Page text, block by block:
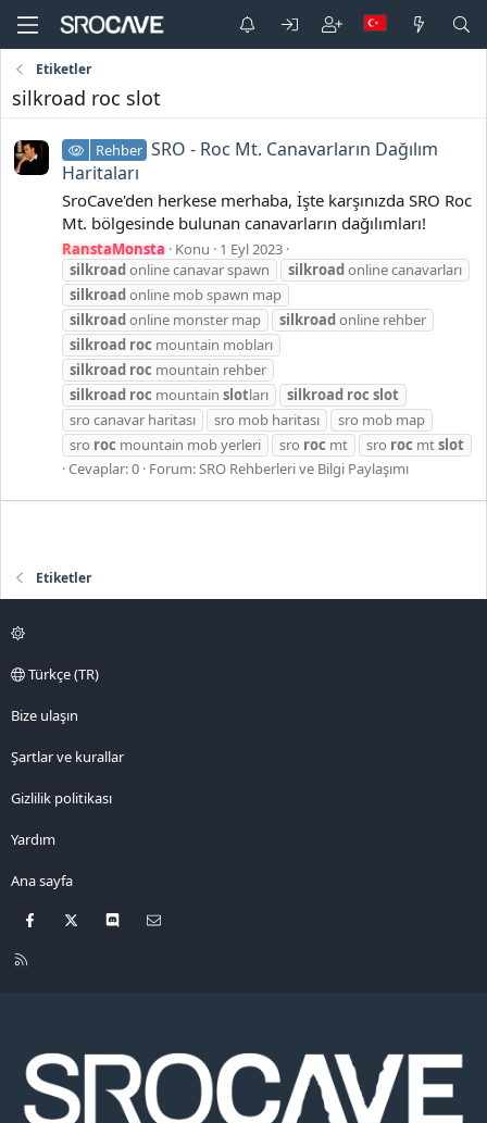
Etiketler
silkroad roc slot
Rehber SRO - Roc Mt. Canavarların Dağılım
Haritaları
SroCave'den herkese merhaba, İşte karşınızda SRO Roc
Mt. bölgesinde bulunan canavarların dağılımları!
RanstaMonsta Konu
1 Eyl 2023
silkroadonline canavar spawn silkroadonline canavarları
silkroadonline mob spawn map
silkroadonline monster map silkroadonline rehber
silkroad roc mountain mobları
silkroad roc mountain rehber
silkroad roc mountain slotları silkroad roc slot
sro canavar haritası
sro mob haritası
sro mob map
sro roc mountain mob yerleri sro roc mt sro roc mtslot
Cevaplar: 0 Forum:SRO Rehberleri ve Bilgi Paylaşımı
Etiketler
Türkçe (TR)
Bize ulaşın
Şartlar ve kurallar
Gizlilik politikası
Yardım
Ana sayfa
Facebook Discord
R